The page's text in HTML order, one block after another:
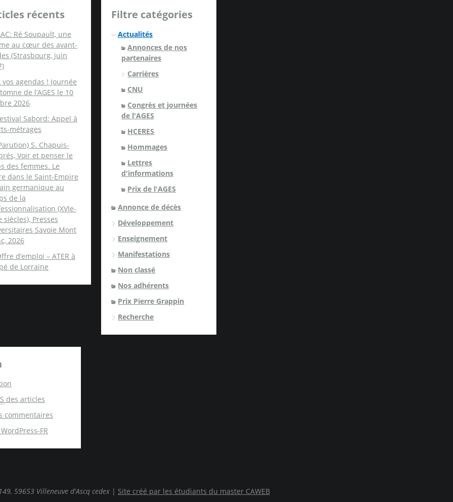
récents
Ré Soupault, une
au cœur des avant-
(Strasbourg, juin
vos agendas ! Journée
de l’AGES le 10
2026
Sabord: Appel à
métrages
S. Chapuis-
Voir et penser le
des femmes. Le
dans le Saint-Empire
germanique au
de la
(XVIe-
siècles), Presses
Savoie Mont
2026
d’emploi – ATER à
de Lorraine
Filtre catégories
Actualités
Annonces de nos
partenaires
Carrières
CNU
Congrès et journées
de l'AGES
HCERES
Hommages
Lettres
d'informations
Prix de l'AGES
Annonce de décès
Développement
Enseignement
Manifestations
Non classé
Nos adhérents
Prix Pierre Grappin
Recherche
des articles
commentaires
FR
59653 Villeneuve d'Ascq cedex | Site créé par les étudiants du master CAWEB